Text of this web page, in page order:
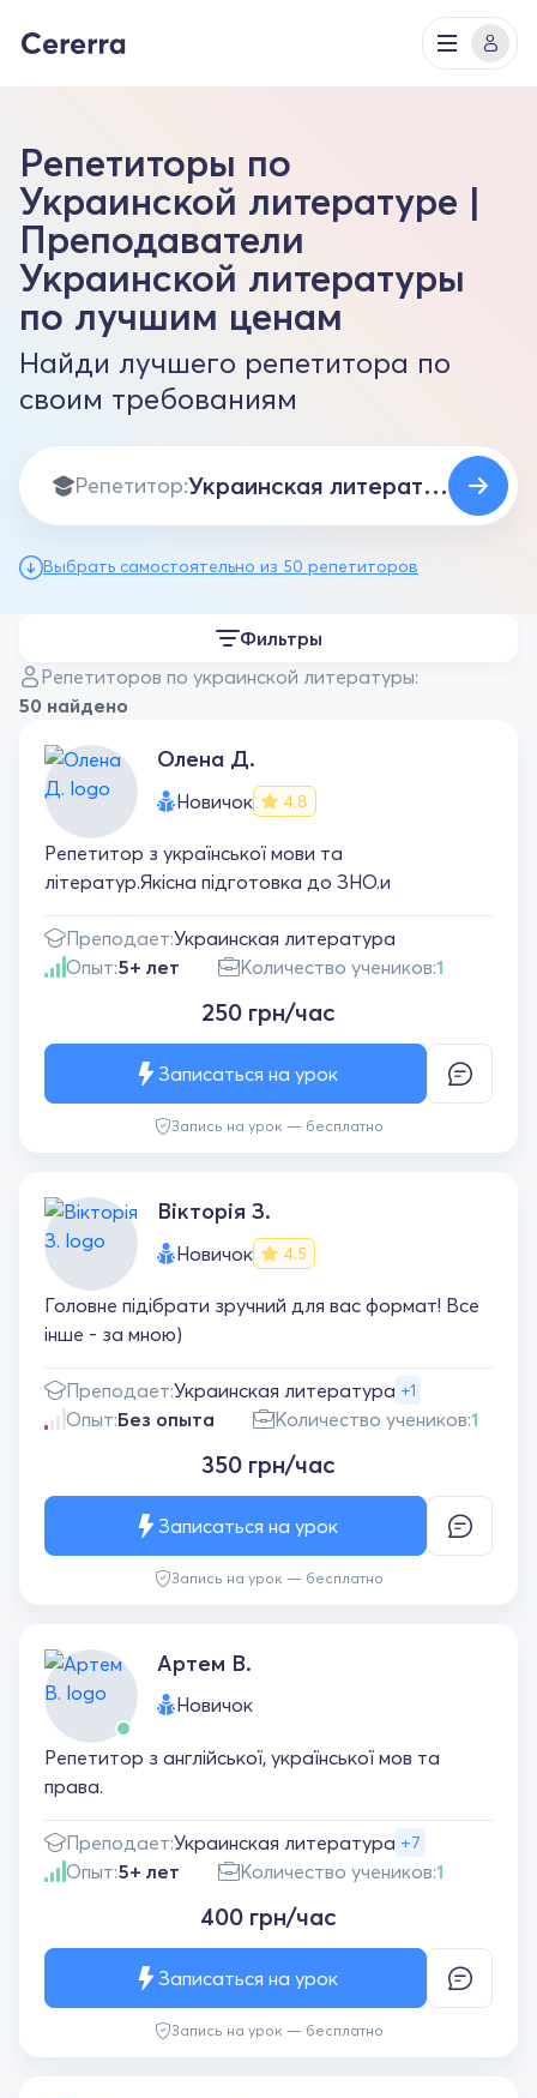
Репетиторы по
Украинской литературе |
Преподаватели
Украинской литературы
по лучшим ценам
Найди лучшего репетитора по
своим требованиям
Репетитор:
Выбрать самостоятельно из 50 репетиторов
Репетиторов по украинской литературы:
50 найдено
Фильтры
Олена Д.
Новичок 4.8
Репетитор з української мови та
літератур.Якісна підготовка до ЗНО.и
Преподает:Украинская литература
Опыт:5+ лет Количество учеников:1
250 грн/час
Запись на урок — бесплатно
Записаться на урок
Вікторія З.
Новичок 4.5
Головне підібрати зручний для вас формат! Все
інше - за мною)
Преподает:Украинская литература +1
Опыт:Без опыта Количество учеников:1
350 грн/час
Запись на урок — бесплатно
Записаться на урок
Артем В.
Новичок
Репетитор з англійської, української мов та
права.
Преподает:Украинская литература +7
Опыт:5+ лет Количество учеников:1
400 грн/час
Запись на урок — бесплатно
Записаться на урок